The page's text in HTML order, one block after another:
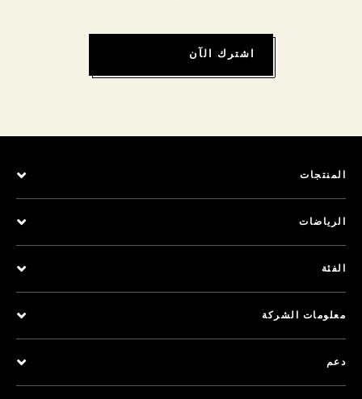
اشترك الآن
المنتجات
الرياضات
الفئة
معلومات الشركة
دعم